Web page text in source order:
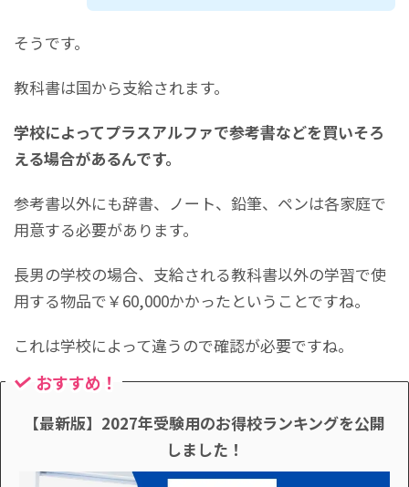
そうです。
教科書は国から支給されます。
学校によってプラスアルファで参考書などを買いそろ
える場合があるんです。
参考書以外にも辞書、ノート、鉛筆、ペンは各家庭で
用意する必要があります。
長男の学校の場合、支給される教科書以外の学習で使
用する物品で￥60,000かかったということですね。
これは学校によって違うので確認が必要ですね。
おすすめ！
【最新版】2027年受験用のお得校ランキングを公開
しました！